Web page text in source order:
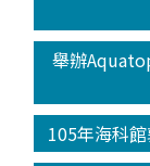
舉辦
105年海科